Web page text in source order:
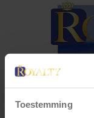
Toestemming